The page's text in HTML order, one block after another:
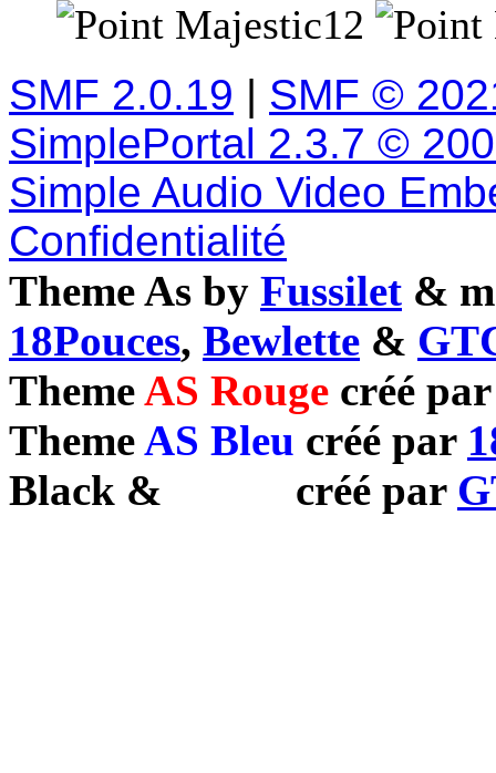
Majestic12
SMF 2.0.19 | SMF ©
SimplePortal 2.3.7 ©
Simple Audio Video
Confidentialité
Theme As by Fussilet &
18Pouces, Bewlette &
Theme AS Rouge créé
Theme AS Bleu créé par
Black & créé par